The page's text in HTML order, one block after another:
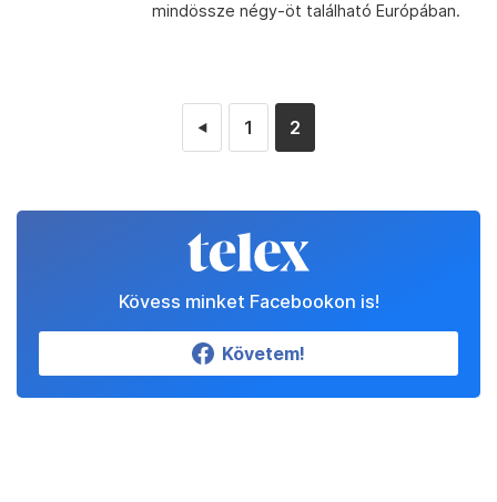
mindössze négy-öt található Európában.
◄ 1 2
Kövess minket Facebookon is!
Követem!